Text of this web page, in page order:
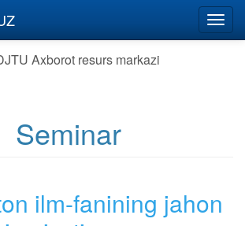
Axborot resurs markazi
Seminar
ilm-fanining jahon